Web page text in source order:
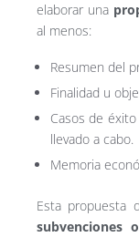
elaborar una
al menos:
Resumen del
Finalidad u
Casos de
llevado a cabo.
Memoria
Esta propuesta
subvenciones